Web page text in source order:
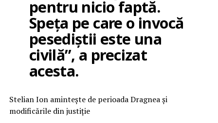
pentru nicio faptă.
Speța pe care o invocă
pesediștii este una
civilă”, a precizat
acesta.
Stelian Ion amintește de perioada Dragnea și
modificările din justiție